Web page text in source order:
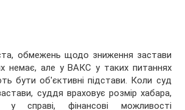
обмежень щодо зниження застави
немає, але у ВАКС у таких питаннях
бути об'єктивні підстави. Коли суд
суддя враховує розмір хабара,
у справі, фінансові можливості